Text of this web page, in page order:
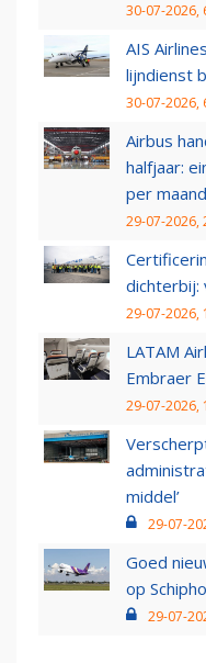
30-07-2026,
AIS
lijndienst
30-07-2026,
Airbus
halfjaar:
per maand
29-07-2026,
dichterbij:
29-07-2026,
LATAM
Embraer
29-07-2026,
middel’
29-07-
Goed
op
29-07-